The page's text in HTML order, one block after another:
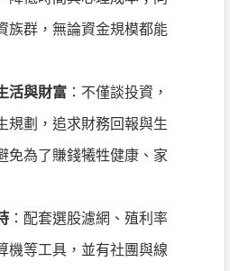
族群，無論資金規模都能
活與財富 ：不僅談投資，
規劃，追求財務回報與生
免為了賺錢犧牲健康、家
：配套選股濾網、殖利率
機等工具，並有社團與線